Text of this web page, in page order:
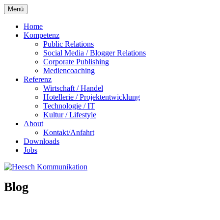
Menü Zum
Inhalt
springen
Home
Kompetenz
Public Relations
Social Media / Blogger Relations
Corporate Publishing
Mediencoaching
Referenz
Wirtschaft / Handel
Hotellerie / Projektentwicklung
Technologie / IT
Kultur / Lifestyle
About
Kontakt/Anfahrt
Downloads
Jobs
Blog